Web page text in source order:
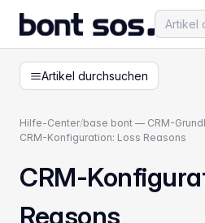
Artikel durchsuchen
Hilfe-Center/base bont — CRM-
CRM-Konfiguration: Loss Reasons
CRM-
Reasons